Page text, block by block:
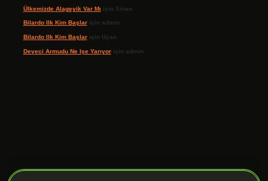
Ülkemizde Alageyik Var Mı için Sinan
Bilardo Ilk Kim Başlariçin admin
Bilardo Ilk Kim Başlariçin Uçan
Deveci Armudu Ne Işe Yarıyoriçin admin